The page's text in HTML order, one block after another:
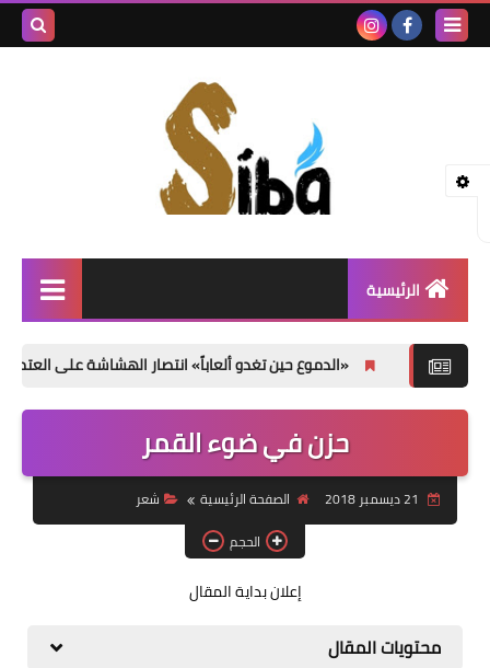
الرئيسية
نصوص
قصة قصيرة
قصة قصيرة جداً
«الدموع حين تغدو ألعاباً» انتصار الهشاشة على العتمة
حزن في ضوء القمر
الصفحة الرئيسية
شعر
الحجم
إعلان بداية المقال
محتويات المقال